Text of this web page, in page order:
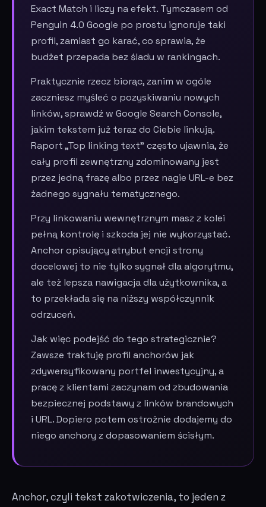
Exact Match i liczy na efekt. Tymczasem od
Penguin 4.0 Google po prostu ignoruje taki
profil, zamiast go karać, co sprawia, że
budżet przepada bez śladu w rankingach.
Praktycznie rzecz biorąc, zanim w ogóle
zaczniesz myśleć o pozyskiwaniu nowych
linków, sprawdź w Google Search Console,
jakim tekstem już teraz do Ciebie linkują.
Raport „Top linking text" często ujawnia, że
cały profil zewnętrzny zdominowany jest
przez jedną frazę albo przez nagie URL-e bez
żadnego sygnału tematycznego.
Przy linkowaniu wewnętrznym masz z kolei
pełną kontrolę i szkoda jej nie wykorzystać.
Anchor opisujący atrybut encji strony
docelowej to nie tylko sygnał dla algorytmu,
ale też lepsza nawigacja dla użytkownika, a
to przekłada się na niższy współczynnik
odrzuceń.
Jak więc podejść do tego strategicznie?
Zawsze traktuję profil anchorów jak
zdywersyfikowany portfel inwestycyjny, a
pracę z klientami zaczynam od zbudowania
bezpiecznej podstawy z linków brandowych
i URL. Dopiero potem ostrożnie dodajemy do
niego anchory z dopasowaniem ścisłym.
Anchor, czyli tekst zakotwiczenia, to jeden z